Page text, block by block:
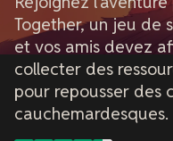
Together, un jeu de
et vos amis devez
collecter des
pour repousser des
cauchemardesques.